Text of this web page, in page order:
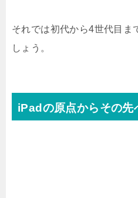
それでは初代から4世代目ま
しょう。
iPadの原点からその先